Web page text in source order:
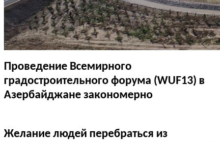
Проведение Всемирного
градостроительного форума (WUF13) в
Азербайджане закономерно
Желание людей перебраться из